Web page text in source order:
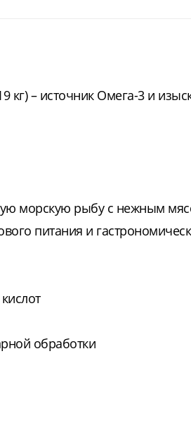
кг) – источник Омега-3 и
морскую рыбу с нежным
питания и
обработки